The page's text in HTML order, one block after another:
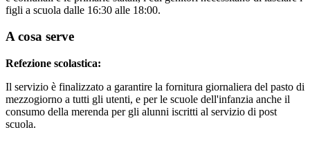
figli a scuola dalle 16:30 alle 18:00.
A cosa serve
Refezione scolastica:
Il servizio è finalizzato a garantire la fornitura giornaliera del pasto di
mezzogiorno a tutti gli utenti, e per le scuole dell'infanzia anche il
consumo della merenda per gli alunni iscritti al servizio di post
scuola.